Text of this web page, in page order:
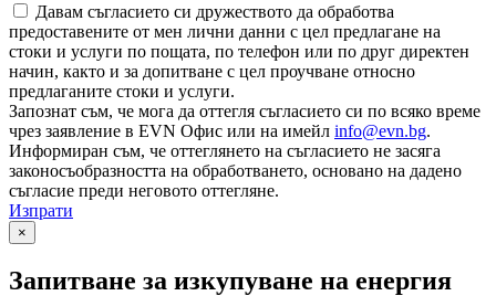
Давам съгласието си дружеството да обработва
предоставените от мен лични данни с цел предлагане на
стоки и услуги по пощата, по телефон или по друг директен
начин, както и за допитване с цел проучване относно
предлаганите стоки и услуги.
Запознат съм, че мога да оттегля съгласието си по всяко време
чрез заявление в EVN Офис или на имейл info@evn.bg.
Информиран съм, че оттеглянето на съгласието не засяга
законосъобразността на обработването, основано на дадено
съгласие преди неговото оттегляне.
Изпрати
×
Запитване за изкупуване на енергия